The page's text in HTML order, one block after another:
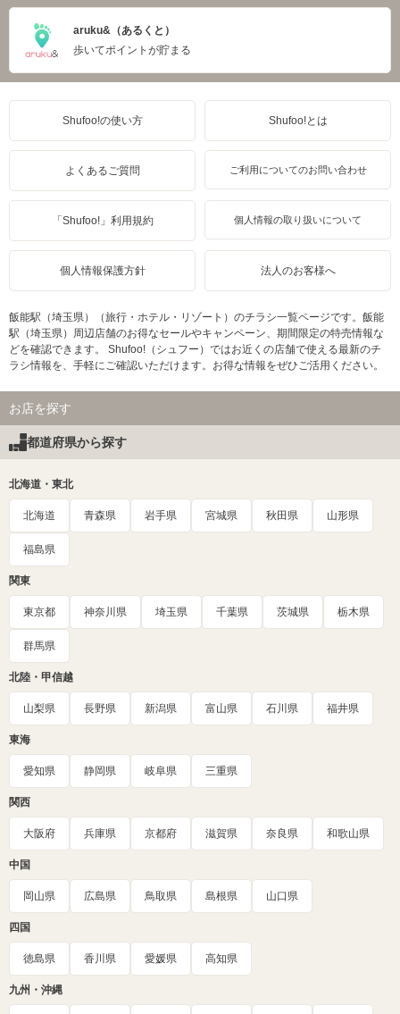
aruku&（あるくと）
歩いてポイントが貯まる
Shufoo!の使い方 Shufoo!とは
よくあるご質問 ご利用についてのお問い合わせ
「Shufoo!」利用規約 個人情報の取り扱いについて
個人情報保護方針 法人のお客様へ
飯能駅（埼玉県）（旅行・ホテル・リゾート）のチラシ一覧ページです。飯能
駅（埼玉県）周辺店舗のお得なセールやキャンペーン、期間限定の特売情報な
どを確認できます。 Shufoo!（シュフー）ではお近くの店舗で使える最新のチ
ラシ情報を、手軽にご確認いただけます。お得な情報をぜひご活用ください。
お店を探す
都道府県から探す
北海道・東北
北海道 青森県 岩手県 宮城県 秋田県 山形県
福島県
関東
東京都 神奈川県 埼玉県 千葉県 茨城県 栃木県
群馬県
北陸・甲信越
山梨県 長野県 新潟県 富山県 石川県 福井県
東海
愛知県 静岡県 岐阜県 三重県
関西
大阪府 兵庫県 京都府 滋賀県 奈良県 和歌山県
中国
岡山県 広島県 鳥取県 島根県 山口県
四国
徳島県 香川県 愛媛県 高知県
九州・沖縄